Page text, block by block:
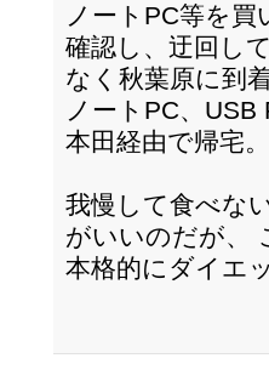
ノートPC等を
確認し、迂回し
なく秋葉原に到着
ノートPC、
本田経由で帰宅。
我慢して食べな
がいいのだが、
本格的にダイエ